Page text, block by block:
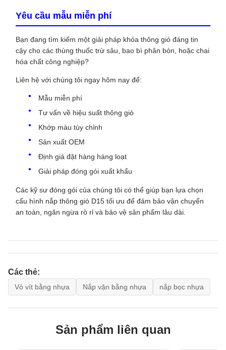
Yêu cầu mẫu miễn phí
Bạn đang tìm kiếm một giải pháp khóa thông gió đáng tin
cậy cho các thùng thuốc trừ sâu, bao bì phân bón, hoặc chai
hóa chất công nghiệp?
Liên hệ với chúng tôi ngay hôm nay để:
Mẫu miễn phí
Tư vấn về hiệu suất thông gió
Khớp màu tùy chỉnh
Sản xuất OEM
Định giá đặt hàng hàng loạt
Giải pháp đóng gói xuất khẩu
Các kỹ sư đóng gói của chúng tôi có thể giúp bạn lựa chọn
cấu hình nắp thông gió D15 tối ưu để đảm bảo vận chuyển
an toàn, ngăn ngừa rò rỉ và bảo vệ sản phẩm lâu dài.
Các thẻ:
Vỏ vít bằng nhựa Nắp vặn bằng nhựa nắp bọc nhựa
Sản phẩm liên quan